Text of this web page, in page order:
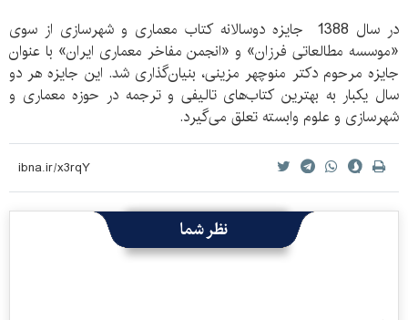
در سال 1388 جایزه دوسالانه کتاب معماری و شهرسازی از سوی
«موسسه مطالعاتی فرزان» و «انجمن مفاخر معماری ایران» با عنوان
جایزه مرحوم دکتر منوچهر مزینی، بنیان‌گذاری شد. این جایزه هر دو
سال یکبار به بهترین کتاب‌های تالیفی و ترجمه در حوزه معماری و
شهرسازی و علوم وابسته تعلق می‌گیرد.
نظر شما